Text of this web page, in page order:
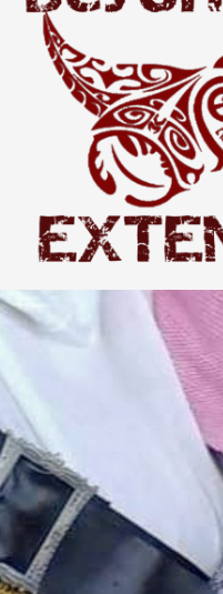
THE WORLD
Extended